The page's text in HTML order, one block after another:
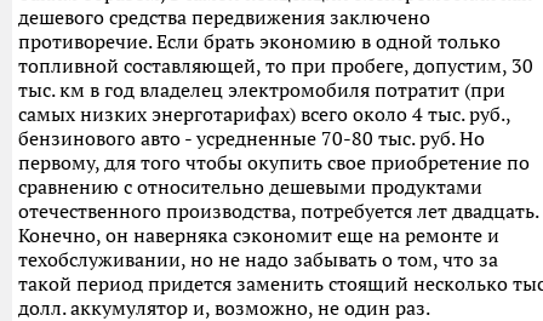
дешевого средства передвижения заключено
противоречие. Если брать экономию в одной только
топливной составляющей, то при пробеге, допустим, 30
тыс. км в год владелец электромобиля потратит (при
самых низких энерготарифах) всего около 4 тыс. руб.,
бензинового авто - усредненные 70-80 тыс. руб. Но
первому, для того чтобы окупить свое приобретение по
сравнению с относительно дешевыми продуктами
отечественного производства, потребуется лет двадцать.
Конечно, он наверняка сэкономит еще на ремонте и
техобслуживании, но не надо забывать о том, что за
такой период придется заменить стоящий несколько
долл. аккумулятор и, возможно, не один раз.